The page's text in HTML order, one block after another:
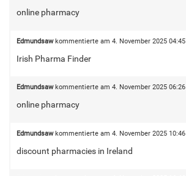
online pharmacy
Edmundsawkommentierte am 4. November 2025 04:45
Irish Pharma Finder
Edmundsawkommentierte am 4. November 2025 06:26
online pharmacy
Edmundsawkommentierte am 4. November 2025 10:46
discount pharmacies in Ireland